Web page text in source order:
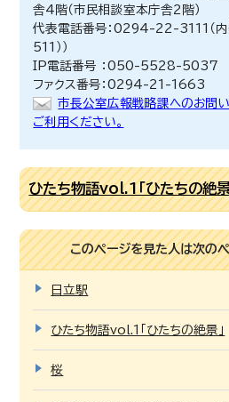
舎4階（市民相談室本庁舎2階）
代表電話番号：0294-22-3111（
511））
IP電話番号 ：050-5528-5037
ファクス番号：0294-21-1663
市長公室広報戦略課へのお問
ご利用ください。
ひたち物語vol.1「ひたちの絶景
このページを見た人は次の
日立駅
ひたち物語vol.1「ひたちの絶景」
桜